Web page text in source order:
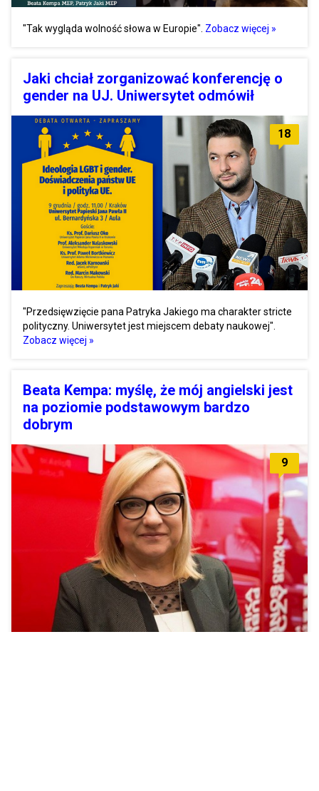
"Tak wygląda wolność słowa w Europie". Zobacz więcej »
Jaki chciał zorganizować konferencję o
gender na UJ. Uniwersytet odmówił
18
"Przedsięwzięcie pana Patryka Jakiego ma charakter stricte
polityczny. Uniwersytet jest miejscem debaty naukowej".
Zobacz więcej »
Beata Kempa: myślę, że mój angielski jest
na poziomie podstawowym bardzo
dobrym
9